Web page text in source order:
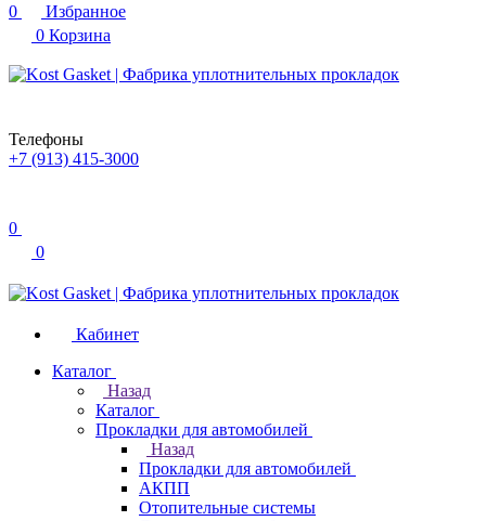
0
Избранное
0 Корзина
Телефоны
+7 (913) 415-3000
0
0
Кабинет
Каталог
Назад
Каталог
Прокладки для автомобилей
Назад
Прокладки для автомобилей
АКПП
Отопительные системы